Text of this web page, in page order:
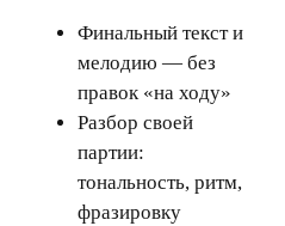
Финальный текст и
мелодию — без
правок «на ходу»
Разбор своей
партии:
тональность, ритм,
фразировку